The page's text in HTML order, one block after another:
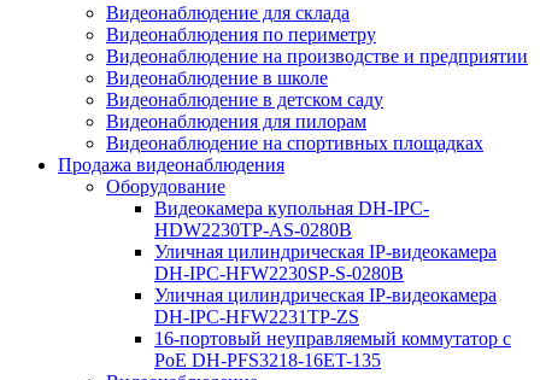
Видеонаблюдение для склада
Видеонаблюдения по периметру
Видеонаблюдение на производстве и предприятии
Видеонаблюдение в школе
Видеонаблюдение в детском саду
Видеонаблюдения для пилорам
Видеонаблюдение на спортивных площадках
Продажа видеонаблюдения
Оборудование
Видеокамера купольная DH-IPC-
HDW2230TP-AS-0280B
Уличная цилиндрическая IP-видеокамера
DH-IPC-HFW2230SP-S-0280B
Уличная цилиндрическая IP-видеокамера
DH-IPC-HFW2231TP-ZS
16-портовый неуправляемый коммутатор с
РоЕ DH-PFS3218-16ET-135